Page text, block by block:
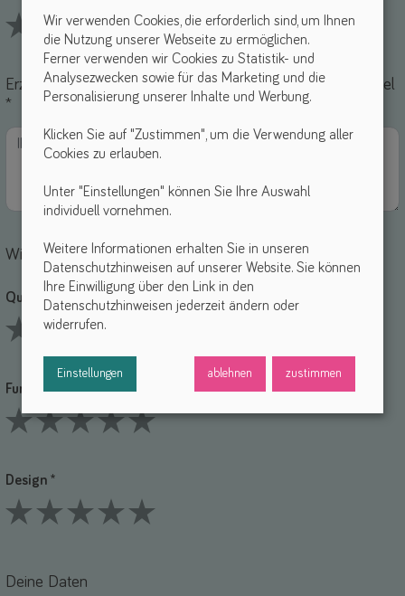
2 Stars3 Stars4 Stars5 Stars
Erzähle uns von deinen Erfahrungen mit diesem Hilfsmittel
*
Wie bewertest du die einzelnen Punkte?
Qualität *
Funktionalität *
Design *
Deine Daten
Wir verwenden Cookies, die erforderlich sind, um Ihnen
die Nutzung unserer Webseite zu ermöglichen.
Ferner verwenden wir Cookies zu Statistik- und
Analysezwecken sowie für das Marketing und die
Personalisierung unserer Inhalte und Werbung.
Klicken Sie auf "Zustimmen", um die Verwendung aller
Cookies zu erlauben.
Unter "Einstellungen" können Sie Ihre Auswahl
individuell vornehmen.
Weitere Informationen erhalten Sie in unseren
Datenschutzhinweisen auf unserer Website. Sie können
Ihre Einwilligung über den Link in den
Datenschutzhinweisen jederzeit ändern oder
widerrufen.
Einstellungen ablehnen zustimmen